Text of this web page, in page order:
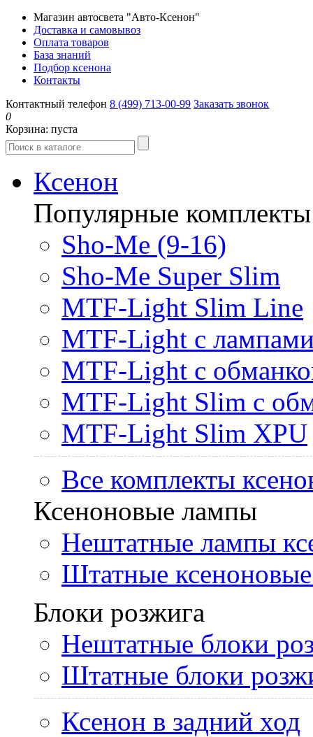
Магазин автосвета "Авто-Ксенон"
Доставка и самовывоз
Оплата товаров
База знаний
Подбор ксенона
Контакты
Контактный телефон 8 (499) 713-00-99 Заказать звонок
0
Корзина: пуста
Ксенон
Популярные комплекты
Sho-Me (9-16)
Sho-Me Super Slim
MTF-Light Slim Line
MTF-Light с
MTF-Light с
MTF-Light Slim с
MTF-Light Slim XPU
Все комплекты
Ксеноновые лампы
Нештатные лампы
Штатные
Блоки розжига
Нештатные блоки
Штатные блоки
Ксенон в задний ход